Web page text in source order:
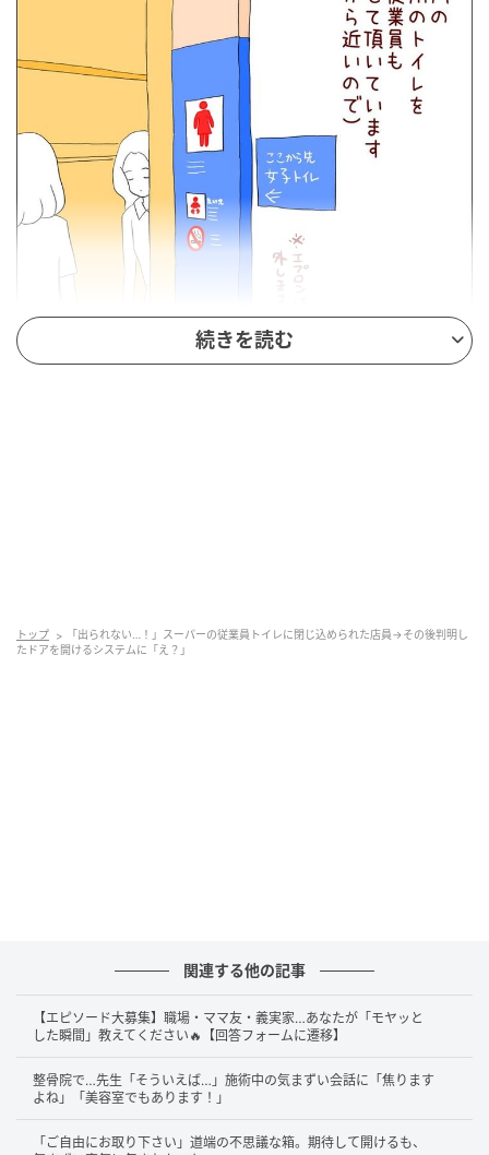
続きを読む
トップ
「出られない…！」スーパーの従業員トイレに閉じ込められた店員→その後判明し
たドアを開けるシステムに「え？」
関連する他の記事
【エピソード大募集】職場・ママ友・義実家…あなたが「モヤッと
した瞬間」教えてください🔥【回答フォームに遷移】
整骨院で…先生「そういえば…」施術中の気まずい会話に「焦ります
よね」「美容室でもあります！」
「ご自由にお取り下さい」道端の不思議な箱。期待して開けるも、